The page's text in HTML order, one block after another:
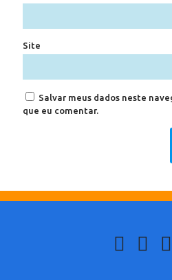
Site
Salvar meus dados neste
que eu comentar.